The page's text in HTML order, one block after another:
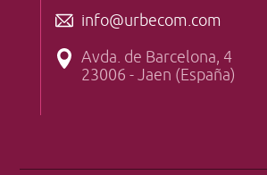
info@urbecom.com
Avda. de Barcelona, 4
23006 - Jaen (España)